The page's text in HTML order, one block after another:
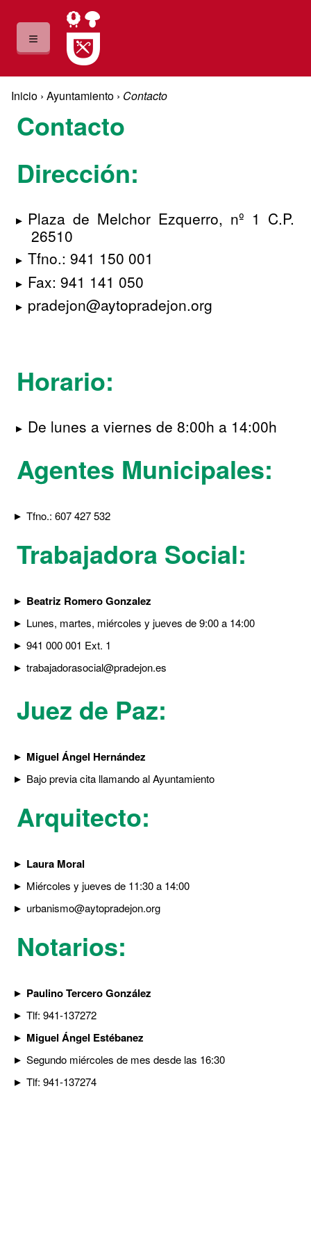
Pasar al contenido principal
≡
Usted está aquí
Inicio › Ayuntamiento › Contacto
Contacto
Dirección:
Plaza de Melchor Ezquerro, nº 1 C.P.
26510
Tfno.: 941 150 001
Fax: 941 141 050
pradejon@aytopradejon.org
Horario:
De lunes a viernes de 8:00h a 14:00h
Agentes Municipales:
Tfno.: 607 427 532
Trabajadora Social:
Beatriz Romero Gonzalez
Lunes, martes, miércoles y jueves de 9:00 a 14:00
941 000 001 Ext. 1
trabajadorasocial@pradejon.es
Juez de Paz:
Miguel Ángel Hernández
Bajo previa cita llamando al Ayuntamiento
Arquitecto:
Laura Moral
Miércoles y jueves de 11:30 a 14:00
urbanismo@aytopradejon.org
Notarios:
Paulino Tercero González
Tlf: 941-137272
Miguel Ángel Estébanez
Segundo miércoles de mes desde las 16:30
Tlf: 941-137274